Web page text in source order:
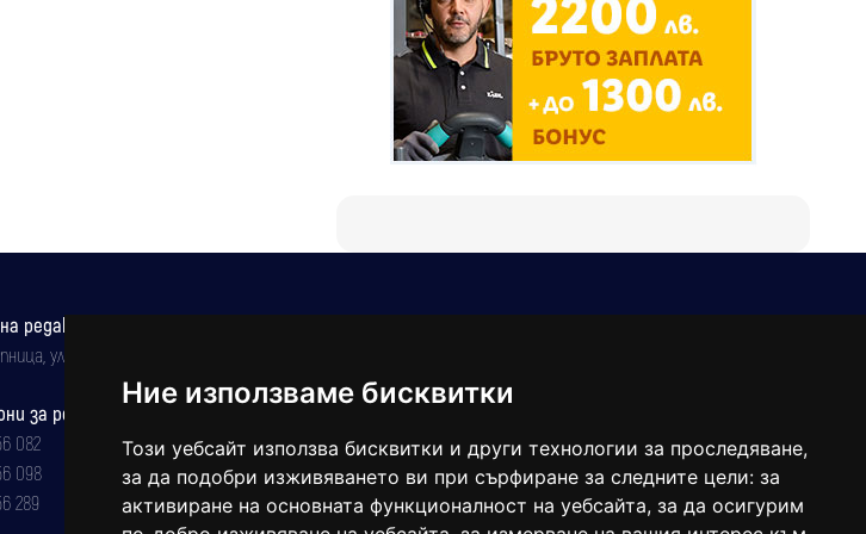
Ние използваме бисквитки
Този уебсайт използва бисквитки и други технологии за проследяване,
за да подобри изживяването ви при сърфиране за следните цели: за
активиране на основната функционалност на уебсайта, за да осигурим
редакцията
ул.''Христо Ботев" 43
за реклама и абонаменти
082
098
289
balgarkanews@gmail.com